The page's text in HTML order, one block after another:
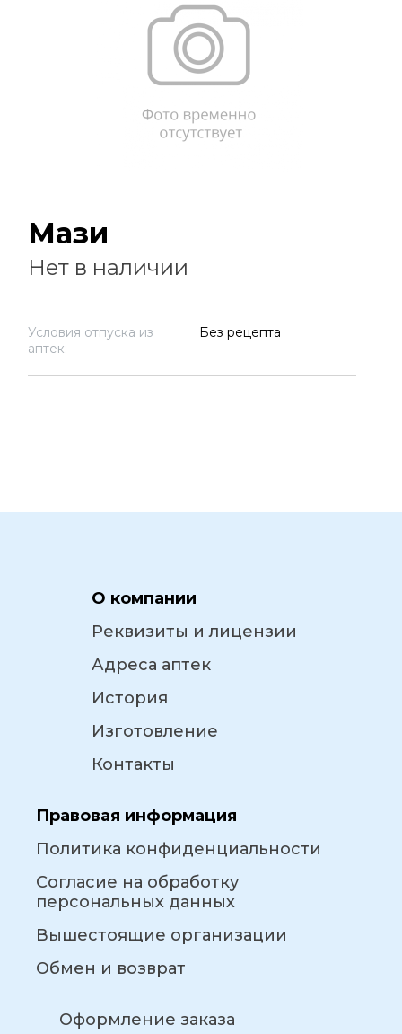
Мази
Нет в наличии
Условия отпуска из
аптек:
Без рецепта
О компании
Реквизиты и лицензии
Адреса аптек
История
Изготовление
Контакты
Правовая информация
Политика конфиденциальности
Согласие на обработку
персональных данных
Вышестоящие организации
Обмен и возврат
Оформление заказа